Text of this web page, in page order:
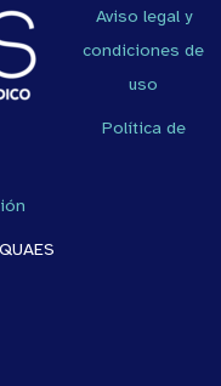
Aviso legal y
condiciones de
uso
Política de